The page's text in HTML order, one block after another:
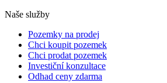
Naše služby
Pozemky na prodej
Chci koupit pozemek
Chci prodat pozemek
Investiční konzultace
Odhad ceny zdarma